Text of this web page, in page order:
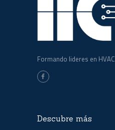
Formando lideres en HVAC
Descubre más